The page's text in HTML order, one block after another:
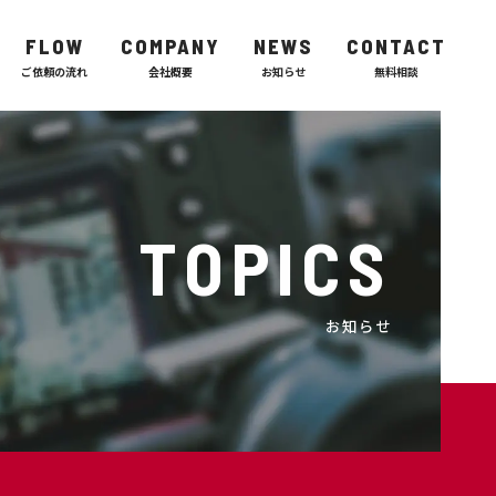
FLOW COMPANY NEWS CONTACT
TOPICS
お知らせ